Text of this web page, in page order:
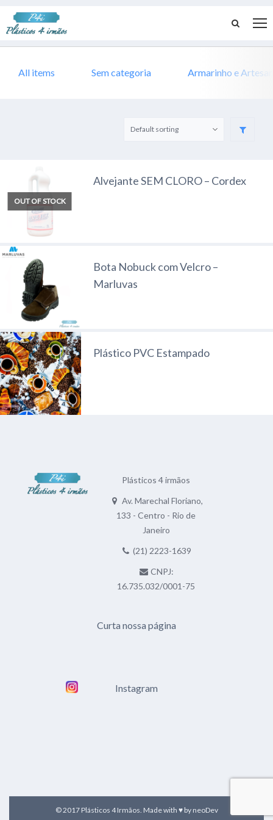
All items Sem categoria Armarinho e
OUT OF STOCK
Alvejante SEM CLORO – Cordex
Bota Nobuck com Velcro –
Marluvas
Plástico PVC Estampado
Plásticos 4 irmãos
Av. Marechal Floriano,
133 - Centro - Rio de
Janeiro
(21) 2223-1639
CNPJ:
16.735.032/0001-75
Curta nossa página
Instagram
© 2017 Plásticos 4 Irmãos. Made with ♥ by neoDev